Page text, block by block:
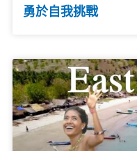
勇於自我挑戰